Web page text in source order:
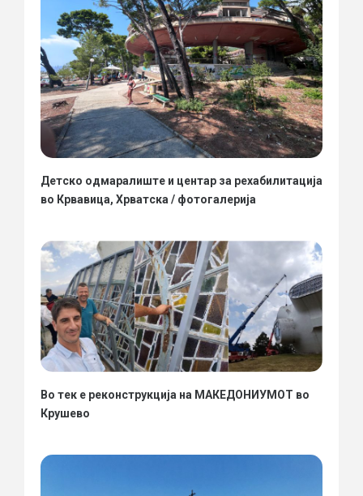
Детско одмаралиште и центар за рехабилитација
во Крвавица, Хрватска / фотогалерија
Во тек е реконструкција на МАКЕДОНИУМОТ во
Крушево